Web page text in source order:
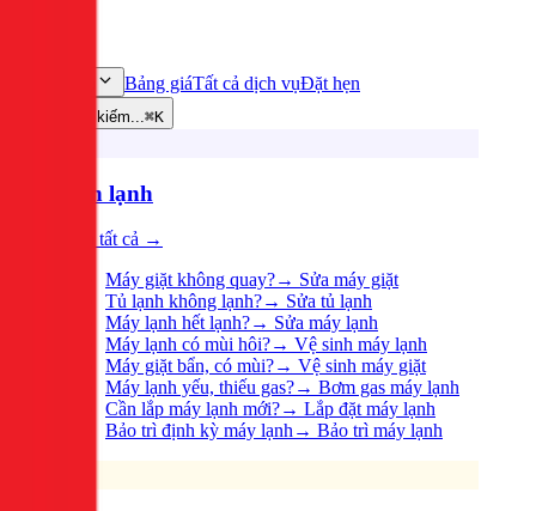
Bảng giáTất cả dịch vụĐặt hẹn
Tìm kiếm...⌘K
Điện lạnh
Xem tất cả →
Máy giặt không quay?→ Sửa máy giặt
Tủ lạnh không lạnh?→ Sửa tủ lạnh
Máy lạnh hết lạnh?→ Sửa máy lạnh
Máy lạnh có mùi hôi?→ Vệ sinh máy lạnh
Máy giặt bẩn, có mùi?→ Vệ sinh máy giặt
Máy lạnh yếu, thiếu gas?→ Bơm gas máy lạnh
Cần lắp máy lạnh mới?→ Lắp đặt máy lạnh
Bảo trì định kỳ máy lạnh→ Bảo trì máy lạnh